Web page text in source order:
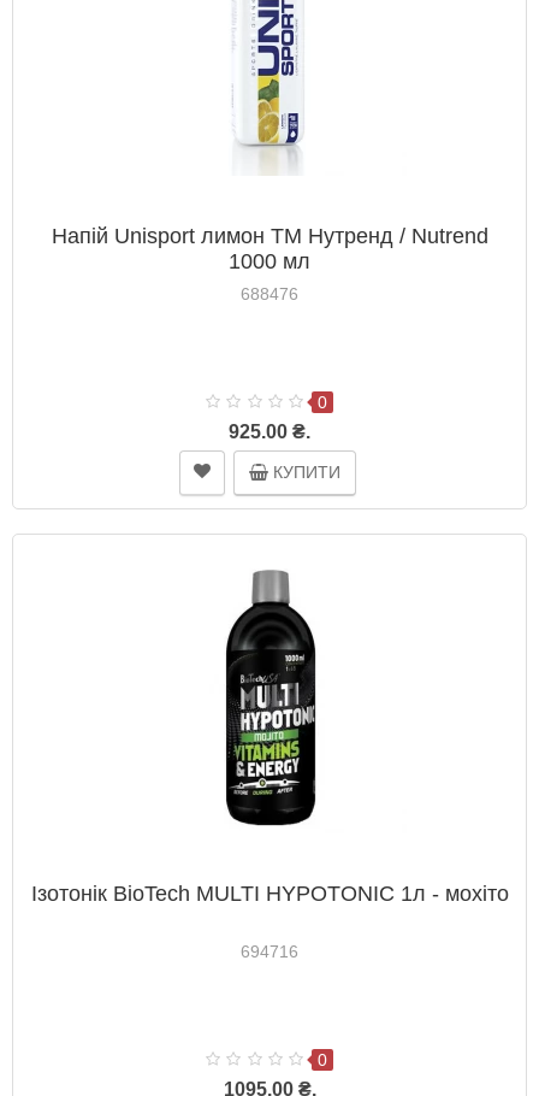
Напій Unisport лимон ТМ Нутренд / Nutrend
1000 мл
688476
0
925.00 ₴.
КУПИТИ
Ізотонік BioTech MULTI HYPOTONIC 1л - мохіто
694716
0
1095.00 ₴.